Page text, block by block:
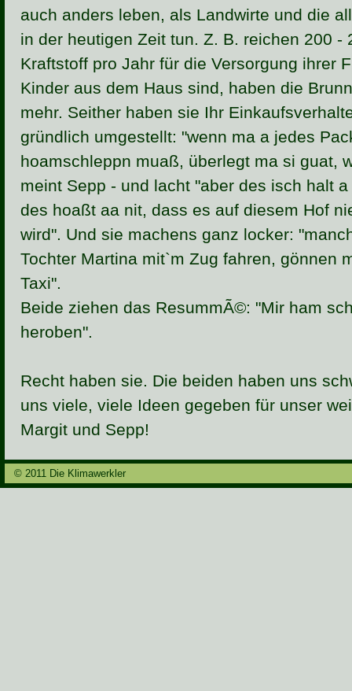
auch anders leben, als Landwirte und die
in der heutigen Zeit tun. Z. B. reichen 200 -
Kraftstoff pro Jahr für die Versorgung ihrer
Kinder aus dem Haus sind, haben die
mehr. Seither haben sie Ihr
gründlich umgestellt: "wenn ma a jedes
hoamschleppn muaß, überlegt ma si guat,
meint Sepp - und lacht "aber des isch halt a
des hoaßt aa nit, dass es auf diesem Hof
wird". Und sie machens ganz locker:
Tochter Martina mit`m Zug fahren, gönnen
Taxi".
Beide ziehen das ResummÃ©: "Mir ham
heroben".
Recht haben sie. Die beiden haben uns
uns viele, viele Ideen gegeben für unser
Margit und Sepp!
© 2011 Die Klimawerkler